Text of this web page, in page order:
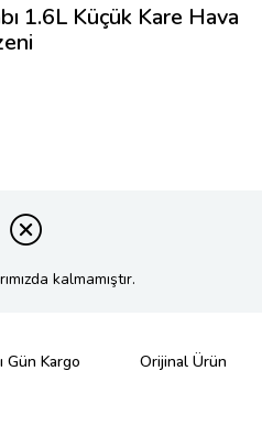
1.6L Küçük Kare Hava
kalmamıştır.
Gün Kargo Orijinal Ürün